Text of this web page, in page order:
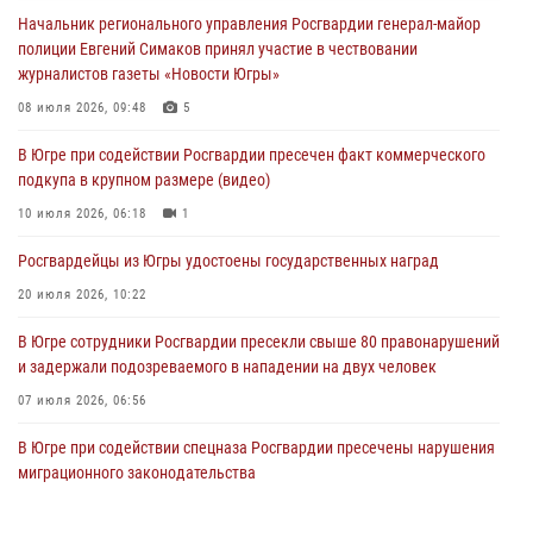
04 августа 2026, 06:17
Росгвардия обеспечила безопасность открытия Всероссийских
соревнований «Школа безопасности» и празднования Дня ВДВ в
03 августа 2026, 09:21
Росгвардия противодействует БПЛА ВСУ на южном направлении
03 августа 2026, 05:29
Начальник регионального управления Росгвардии генерал-майор
полиции Евгений Симаков принял участие в чествовании
журналистов газеты «Новости Югры»
08 июля 2026, 09:48 5
В Югре при содействии Росгвардии пресечен факт коммерческого
подкупа в крупном размере (видео)
10 июля 2026, 06:18 1
Росгвардейцы из Югры удостоены государственных наград
20 июля 2026, 10:22
В Югре сотрудники Росгвардии пресекли свыше 80 правонарушений
и задержали подозреваемого в нападении на двух человек
07 июля 2026, 06:56
В Югре при содействии спецназа Росгвардии пресечены нарушения
миграционного законодательства